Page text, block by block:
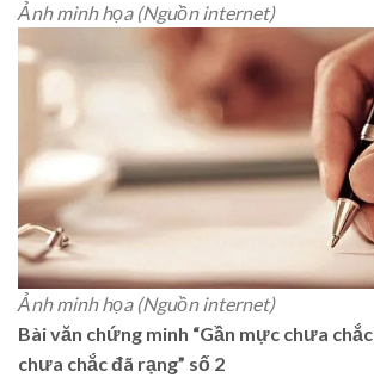
Ảnh minh họa (Nguồn internet)
Ảnh minh họa (Nguồn internet)
Bài văn chứng minh “Gần mực chưa
chưa chắc đã rạng” số 2